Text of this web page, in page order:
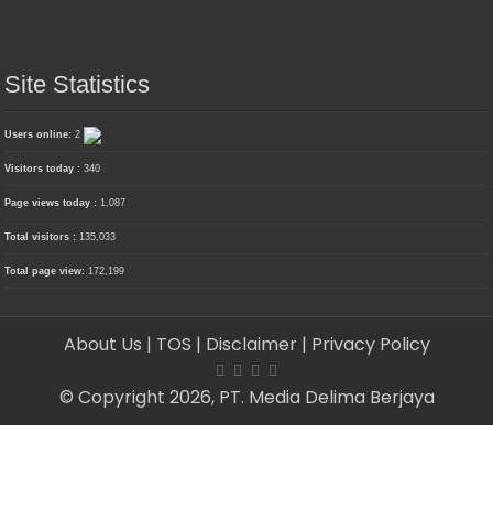
Site Statistics
Users online:2
Visitors today :340
Page views today :1,087
Total visitors :135,033
Total page view:172,199
About Us | TOS | Disclaimer | Privacy Policy
© Copyright 2026, PT. Media Delima Berjaya